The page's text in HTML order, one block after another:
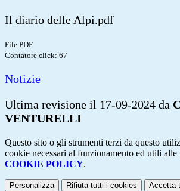
Il diario delle Alpi.pdf
File PDF
Contatore click: 67
Notizie
Ultima revisione il 17-09-2024 da
VENTURELLI
Questo sito o gli strumenti terzi da questo
cookie necessari al funzionamento ed utili
COOKIE POLICY.
Personalizza Rifiuta tutti i cookies Accetta